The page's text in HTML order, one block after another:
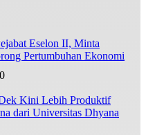
Eselon II, Minta
Pertumbuhan Ekonomi
0
Kini Lebih Produktif
dari Universitas Dhyana